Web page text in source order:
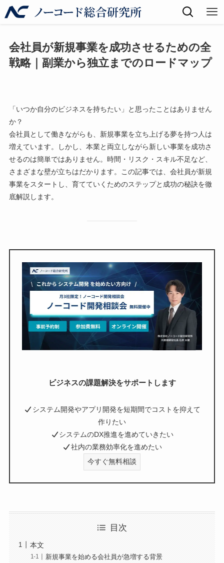
会社員が新規事業を成功させるための全
戦略｜副業から独立までのロードマップ
「いつか自分のビジネスを持ちたい」と思ったことはありません
か？
会社員として働きながらも、新規事業を立ち上げる夢を持つ人は
増えています。しかし、本業と両立しながら新しい事業を成功さ
せるのは簡単ではありません。時間・リスク・スキル不足など、
さまざまな壁が立ちはだかります。この記事では、会社員が新規
事業をスタートし、育てていくためのステップと成功の秘訣を徹
底解説します。
ビジネスの課題解決をサポートします
システム開発やアプリ開発を短期間でコストを抑えて
作りたい
システムのDX推進を進めていきたい
社内の業務効率化を進めたい
今すぐ無料相談
目次
本文
新規事業を始める会社員が急増する背景